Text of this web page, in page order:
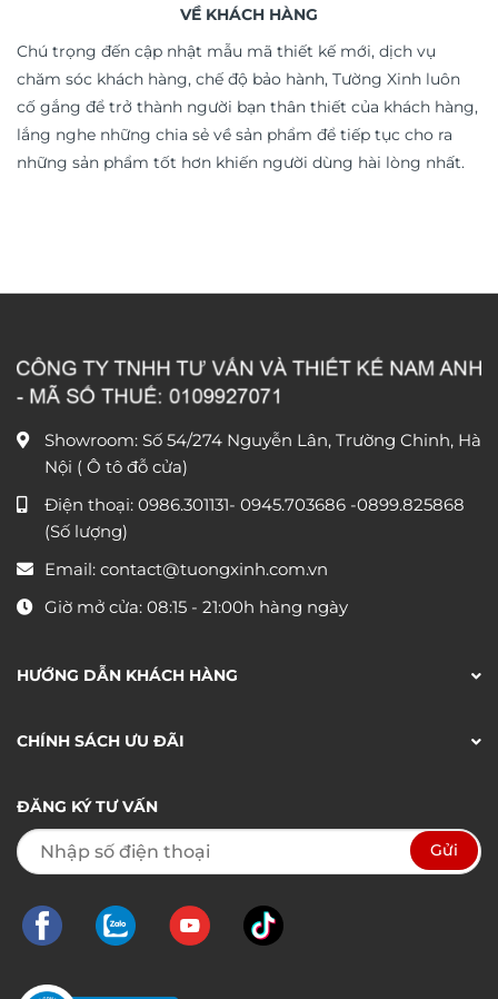
VỀ KHÁCH HÀNG
Chú trọng đến cập nhật mẫu mã thiết kế mới, dịch vụ
chăm sóc khách hàng, chế độ bảo hành, Tường Xinh luôn
cố gắng để trở thành người bạn thân thiết của khách hàng,
lắng nghe những chia sẻ về sản phẩm để tiếp tục cho ra
những sản phẩm tốt hơn khiến người dùng hài lòng nhất.
Showroom: Số 54/274 Nguyễn Lân, Trường Chinh, Hà
Nội ( Ô tô đỗ cửa)
Điện thoại: 0986.301131- 0945.703686 -0899.825868
(Số lượng)
Email: contact@tuongxinh.com.vn
Giờ mở cửa: 08:15 - 21:00h hàng ngày
HƯỚNG DẪN KHÁCH HÀNG
CHÍNH SÁCH ƯU ĐÃI
ĐĂNG KÝ TƯ VẤN